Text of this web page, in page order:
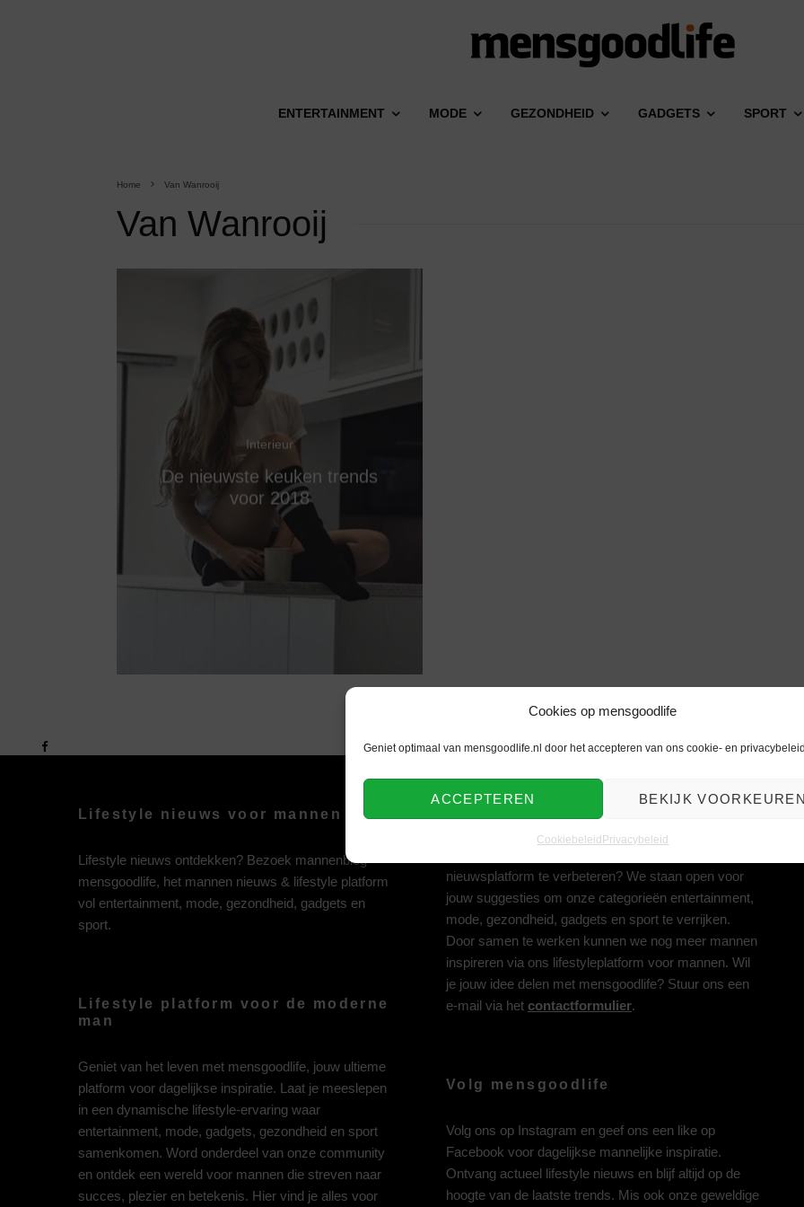
Cookies op mensgoodlife
Geniet optimaal van mensgoodlife.nl door het accepteren van ons cookie- en
ACCEPTEREN BEKIJK
Cookiebeleid Privacybeleid
ENTERTAINMENT MODE GEZONDHEID GADGETS SPORT
Home Van Wanrooij
Van Wanrooij
Interieur
De nieuwste keuken trends
voor 2018
Lifestyle nieuws voor mannen
Lifestyle nieuws ontdekken? Bezoek mannenblog
mensgoodlife, het mannen nieuws & lifestyle platform
vol entertainment, mode, gezondheid, gadgets en
sport.
Lifestyle platform voor de moderne
man
Geniet van het leven met mensgoodlife, jouw ultieme
platform voor dagelijkse inspiratie. Laat je meeslepen
in een dynamische lifestyle-ervaring waar
entertainment, mode, gadgets, gezondheid en sport
samenkomen. Word onderdeel van onze community
en ontdek een wereld voor mannen die streven naar
succes, plezier en betekenis. Hier vind je alles voor
Deel jouw idee met ons
nieuwsplatform te verbeteren? We staan open voor
jouw suggesties om onze categorieën entertainment,
mode, gezondheid, gadgets en sport te verrijken.
Door samen te werken kunnen we nog meer mannen
inspireren via ons lifestyleplatform voor mannen. Wil
je jouw idee delen met mensgoodlife? Stuur ons een
e-mail via het contactformulier.
Volg mensgoodlife
Volg ons op Instagram en geef ons een like op
Facebook voor dagelijkse mannelijke inspiratie.
Ontvang actueel lifestyle nieuws en blijf altijd op de
hoogte van de laatste trends. Mis ook onze geweldige